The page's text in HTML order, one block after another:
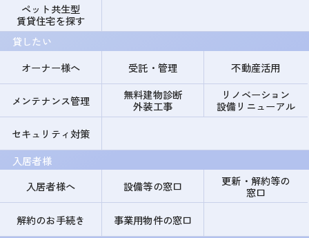
ペット共生型
賃貸住宅を探す
貸したい
オーナー様へ
受託・管理 不動産活用
メンテナンス管理
無料建物診断
外装工事
リノベーション
設備リニューアル
セキュリティ対策
入居者様
入居者様へ
設備等の窓口
更新・解約等の
窓口
解約のお手続き
事業用物件の窓口